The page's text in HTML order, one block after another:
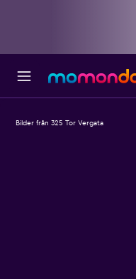
Bilder från 325 Tor Vergata